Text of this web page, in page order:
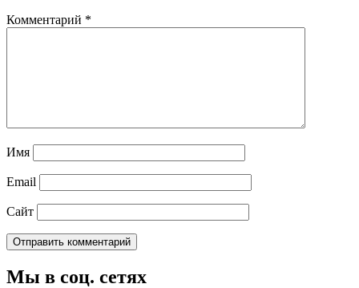
Комментарий *
Имя
Email
Сайт
Мы в соц. сетях